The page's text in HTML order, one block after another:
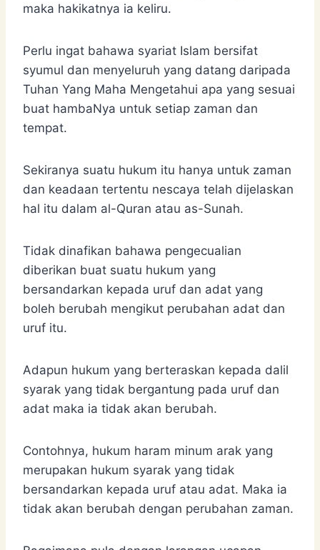
maka hakikatnya ia keliru.
Perlu ingat bahawa syariat Islam bersifat
syumul dan menyeluruh yang datang daripada
Tuhan Yang Maha Mengetahui apa yang sesuai
buat hambaNya untuk setiap zaman dan
tempat.
Sekiranya suatu hukum itu hanya untuk zaman
dan keadaan tertentu nescaya telah dijelaskan
hal itu dalam al-Quran atau as-Sunah.
Tidak dinafikan bahawa pengecualian
diberikan buat suatu hukum yang
bersandarkan kepada uruf dan adat yang
boleh berubah mengikut perubahan adat dan
uruf itu.
Adapun hukum yang berteraskan kepada dalil
syarak yang tidak bergantung pada uruf dan
adat maka ia tidak akan berubah.
Contohnya, hukum haram minum arak yang
merupakan hukum syarak yang tidak
bersandarkan kepada uruf atau adat. Maka ia
tidak akan berubah dengan perubahan zaman.